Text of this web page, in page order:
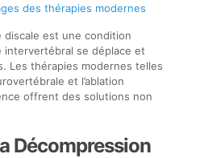
des thérapies modernes
discale est une condition
se déplace et
Les thérapies modernes telles
et l’ablation
offrent des solutions non
Décompression